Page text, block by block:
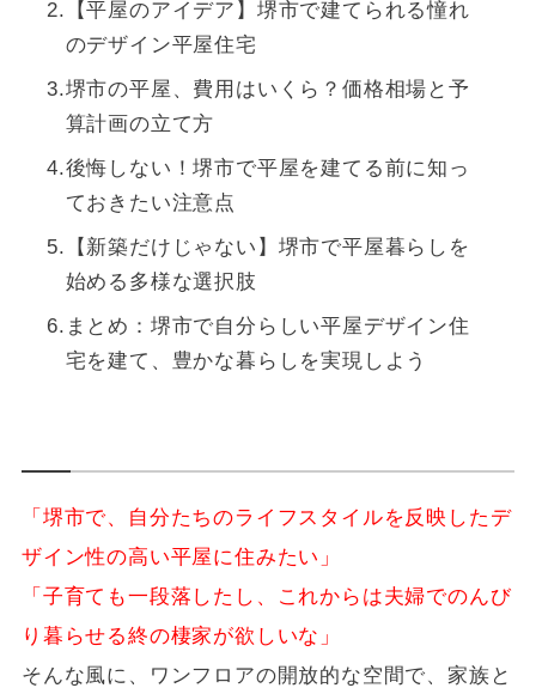
【平屋のアイデア】堺市で建てられる憧れ
のデザイン平屋住宅
堺市の平屋、費用はいくら？価格相場と予
算計画の立て方
後悔しない！堺市で平屋を建てる前に知っ
ておきたい注意点
【新築だけじゃない】堺市で平屋暮らしを
始める多様な選択肢
まとめ：堺市で自分らしい平屋デザイン住
宅を建て、豊かな暮らしを実現しよう
「堺市で、自分たちのライフスタイルを反映したデ
ザイン性の高い平屋に住みたい」
「子育ても一段落したし、これからは夫婦でのんび
り暮らせる終の棲家が欲しいな」
そんな風に、ワンフロアの開放的な空間で、家族と